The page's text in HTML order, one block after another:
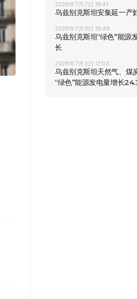
2026年7月7日 16:41
乌兹别克斯坦安集延一产
2026年7月3日 19:49
乌兹别克斯坦“绿色”能源
长
2026年7月3日 12:03
乌兹别克斯坦天然气、煤
“绿色”能源发电量增长